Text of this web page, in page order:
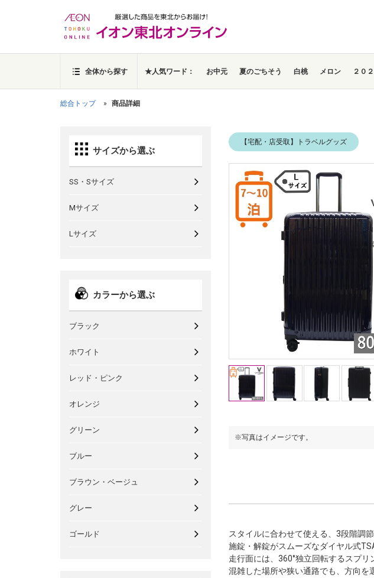
全体から探す ★人気ワード： お中元 夏のごちそう 白桃 メロン ２０
総合トップ 商品詳細
サイズから選ぶ
SS・Sサイズ
Mサイズ
Lサイズ
カラーから選ぶ
ブラック
ホワイト
レッド・ピンク
オレンジ
グリーン
ブルー
ブラウン・ベージュ
グレー
ゴールド
【宅配・店受取】トラベルグッズ
※写真はイメージです。
スタイルに合わせて使える、3段階調
施錠・解錠がスムーズなダイヤル式
走行面には、360°独立回転するスプリ
混雑した場所や狭い通路でも、方向を